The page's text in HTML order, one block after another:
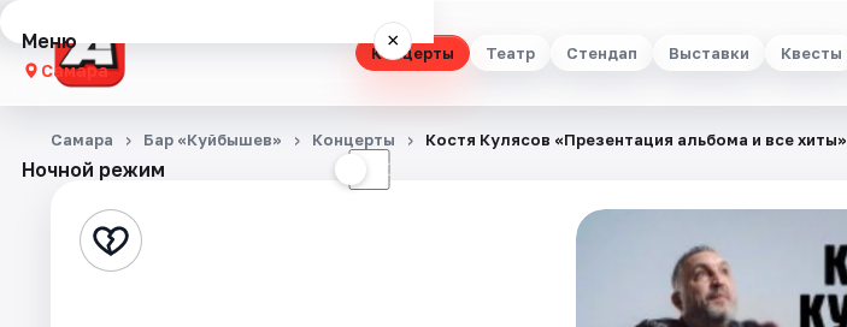
Концерты Театр Стендап Выставки Квесты
Меню ×
Самара
Концерты
Стендап
Ночной режим ☾
Самара Бар «Куйбышев» Концерты Костя Кулясов «Презентация альбома и все хиты»